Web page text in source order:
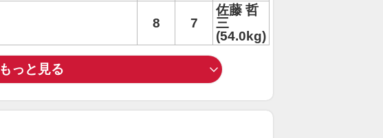
8 7
佐藤 哲
三
(54.0kg)
もっと見る